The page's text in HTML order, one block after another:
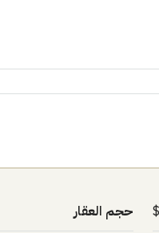
حجم العقار